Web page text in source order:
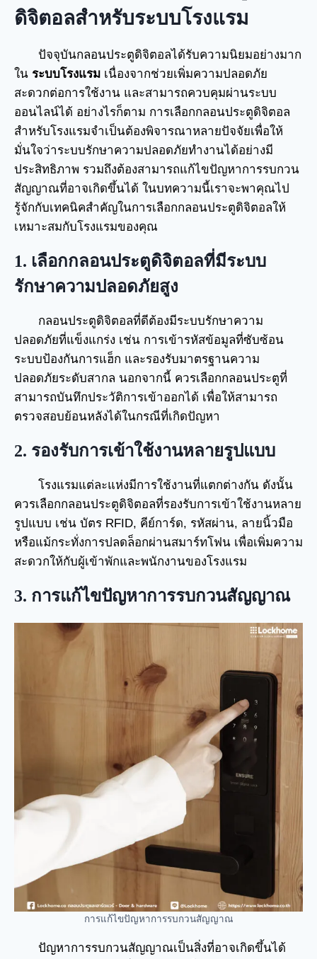
ดิจิตอลสำหรับระบบโรงแรม
ปัจจุบันกลอนประตูดิจิตอลได้รับความนิยมอย่างมาก
ใน ระบบโรงแรม เนื่องจากช่วยเพิ่มความปลอดภัย
สะดวกต่อการใช้งาน และสามารถควบคุมผ่านระบบ
ออนไลน์ได้ อย่างไรก็ตาม การเลือกกลอนประตูดิจิตอล
สำหรับโรงแรมจำเป็นต้องพิจารณาหลายปัจจัยเพื่อให้
มั่นใจว่าระบบรักษาความปลอดภัยทำงานได้อย่างมี
ประสิทธิภาพ รวมถึงต้องสามารถแก้ไขปัญหาการรบกวน
สัญญาณที่อาจเกิดขึ้นได้ ในบทความนี้เราจะพาคุณไป
รู้จักกับเทคนิคสำคัญในการเลือกกลอนประตูดิจิตอลให้
เหมาะสมกับโรงแรมของคุณ
1. เลือกกลอนประตูดิจิตอลที่มีระบบ
รักษาความปลอดภัยสูง
กลอนประตูดิจิตอลที่ดีต้องมีระบบรักษาความ
ปลอดภัยที่แข็งแกร่ง เช่น การเข้ารหัสข้อมูลที่ซับซ้อน
ระบบป้องกันการแฮ็ก และรองรับมาตรฐานความ
ปลอดภัยระดับสากล นอกจากนี้ ควรเลือกกลอนประตูที่
สามารถบันทึกประวัติการเข้าออกได้ เพื่อให้สามารถ
ตรวจสอบย้อนหลังได้ในกรณีที่เกิดปัญหา
2. รองรับการเข้าใช้งานหลายรูปแบบ
โรงแรมแต่ละแห่งมีการใช้งานที่แตกต่างกัน ดังนั้น
ควรเลือกกลอนประตูดิจิตอลที่รองรับการเข้าใช้งานหลาย
รูปแบบ เช่น บัตร RFID, คีย์การ์ด, รหัสผ่าน, ลายนิ้วมือ
หรือแม้กระทั่งการปลดล็อกผ่านสมาร์ทโฟน เพื่อเพิ่มความ
สะดวกให้กับผู้เข้าพักและพนักงานของโรงแรม
3. การแก้ไขปัญหาการรบกวนสัญญาณ
การแก้ไขปัญหาการรบกวนสัญญาณ
ปัญหาการรบกวนสัญญาณเป็นสิ่งที่อาจเกิดขึ้นได้